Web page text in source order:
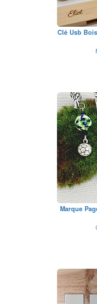
Clé Usb
Marque